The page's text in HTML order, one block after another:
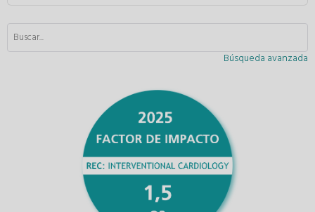
Búsqueda avanzada